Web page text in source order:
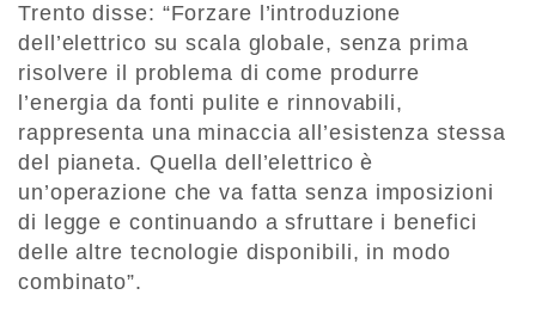
Trento disse: “Forzare l’introduzione
dell’elettrico su scala globale, senza prima
risolvere il problema di come produrre
l’energia da fonti pulite e rinnovabili,
rappresenta una minaccia all’esistenza stessa
del pianeta. Quella dell’elettrico è
un’operazione che va fatta senza imposizioni
di legge e continuando a sfruttare i benefici
delle altre tecnologie disponibili, in modo
combinato”.